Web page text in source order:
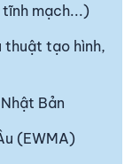
mạch...)
thuật tạo hình,
Bản
(EWMA)